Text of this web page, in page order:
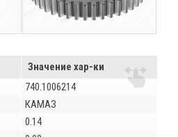
Значение хар-ки
740.1006214
КАМАЗ
0.14